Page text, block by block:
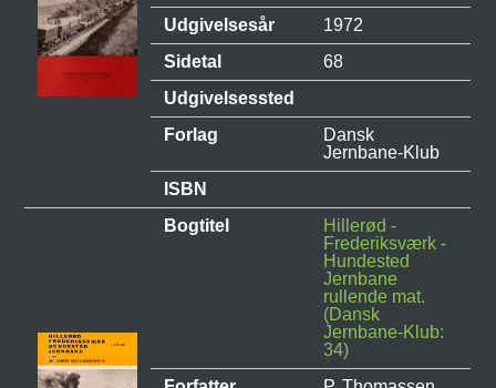
Udgivelsesår
1972
Sidetal
68
Udgivelsessted
Forlag
Dansk
Jernbane-Klub
ISBN
Bogtitel
Hillerød -
Frederiksværk -
Hundested
Jernbane
rullende mat.
(Dansk
Jernbane-Klub:
34)